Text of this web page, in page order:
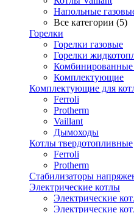
Напольные
Все категории (5)
Горелки
Горелки газовые
Горелки
Комбинированные
Комплектующие
Комплектующие для
Ferroli
Protherm
Vaillant
Дымоходы
Котлы твердотопливные
Ferroli
Protherm
Стабилизаторы
Электрические котлы
Электрические
Электрические